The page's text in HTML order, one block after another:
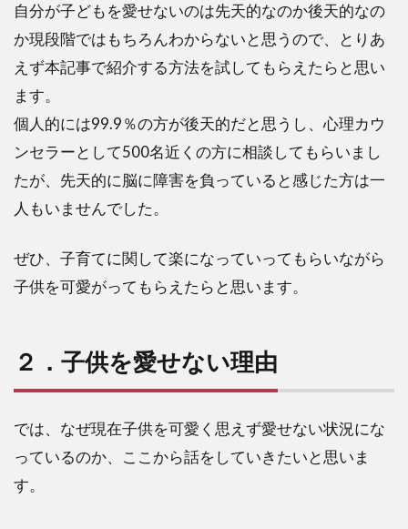
自分が子どもを愛せないのは先天的なのか後天的なの
か現段階ではもちろんわからないと思うので、とりあ
えず本記事で紹介する方法を試してもらえたらと思い
ます。
個人的には99.9％の方が後天的だと思うし、心理カウ
ンセラーとして500名近くの方に相談してもらいまし
たが、先天的に脳に障害を負っていると感じた方は一
人もいませんでした。
ぜひ、子育てに関して楽になっていってもらいながら
子供を可愛がってもらえたらと思います。
２．子供を愛せない理由
では、なぜ現在子供を可愛く思えず愛せない状況にな
っているのか、ここから話をしていきたいと思いま
す。